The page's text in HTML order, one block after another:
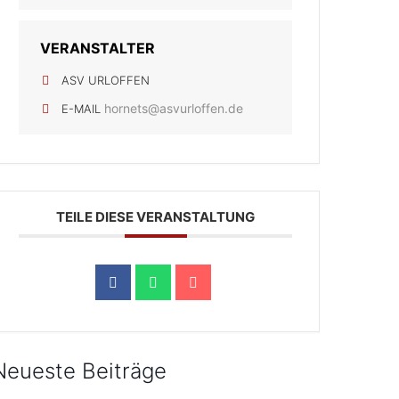
VERANSTALTER
ASV URLOFFEN
E-MAIL hornets@asvurloffen.de
TEILE DIESE VERANSTALTUNG
Beiträge